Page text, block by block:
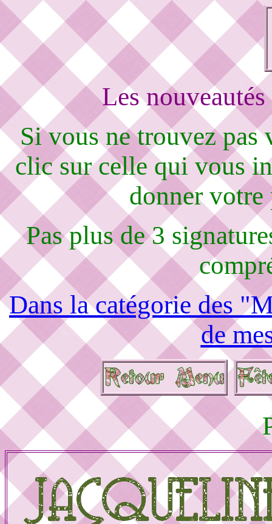
Les
Si vous ne trouvez pas
clic sur celle qui vous
donner votre
Pas plus de 3
Dans la catégorie des
de